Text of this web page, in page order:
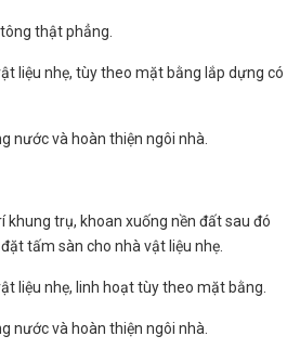
thật phẳng.
liệu nhẹ, tùy theo mặt bằng lắp dựng có
nước và hoàn thiện ngôi nhà.
khung trụ, khoan xuống nền đất sau đó
tấm sàn cho nhà vật liệu nhẹ.
liệu nhẹ, linh hoạt tùy theo mặt bằng.
nước và hoàn thiện ngôi nhà.